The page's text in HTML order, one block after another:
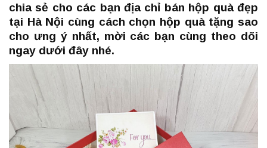
chia sẻ cho các bạn địa chỉ bán hộp quà đẹp
tại Hà Nội cùng cách chọn hộp quà tặng sao
cho ưng ý nhất, mời các bạn cùng theo dõi
ngay dưới đây nhé.